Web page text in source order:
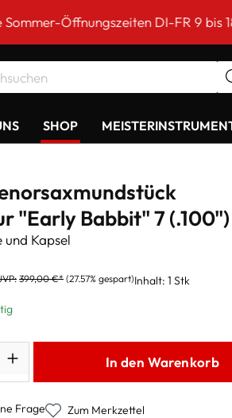
DI-FR 9 bis 18 Uhr!***
SHOP
"Early Babbit" 7 (.100")
Kapsel
399,00 €* (27.57% gespart)Inhalt: 1 Stk
In den Warenkorb
Frage Zum Merkzettel